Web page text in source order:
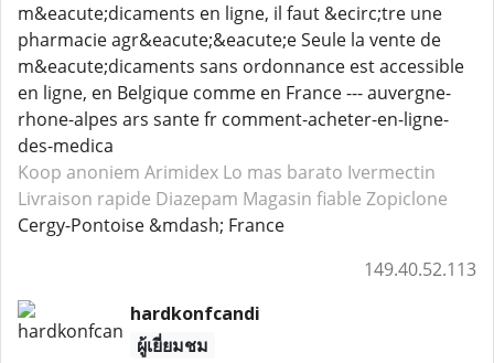
m&eacute;dicaments en ligne, il faut &ecirc;tre une
pharmacie agr&eacute;&eacute;e Seule la vente de
m&eacute;dicaments sans ordonnance est accessible
en ligne, en Belgique comme en France --- auvergne-
rhone-alpes ars sante fr comment-acheter-en-ligne-
des-medica
Koop anoniem Arimidex Lo mas barato Ivermectin
Livraison rapide Diazepam Magasin fiable Zopiclone
Cergy-Pontoise &mdash; France
149.40.52.113
hardkonfcandi
ผู้เยี่ยมชม